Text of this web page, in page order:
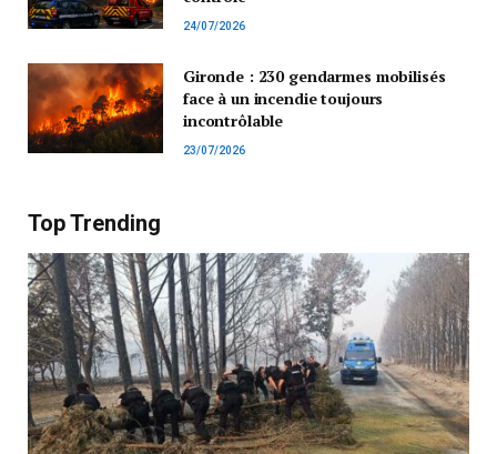
24/07/2026
Gironde : 230 gendarmes mobilisés
face à un incendie toujours
incontrôlable
23/07/2026
Top Trending